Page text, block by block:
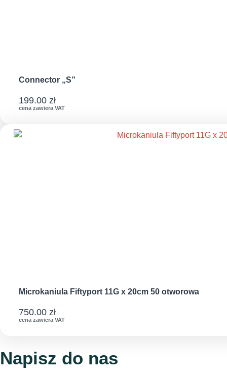
Connector „S”
199.00 zł
cena zawiera VAT
Microkaniula Fiftyport 11G x 20cm 50 otworowa
750.00 zł
cena zawiera VAT
Napisz do nas